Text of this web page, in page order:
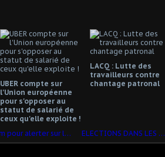
UBER compte sur
l'Union européenne
pour s'opposer au
statut de salarié de
ceux qu'elle exploite !
LACQ : Lutte des
travailleurs contre
chantage patronal
VALENCIENNES : occupation des agences d'interim pour alerter sur les dangers courus par les salariés précaires! ELECTIONS DANS LES TPE ! VOTEZ CGT